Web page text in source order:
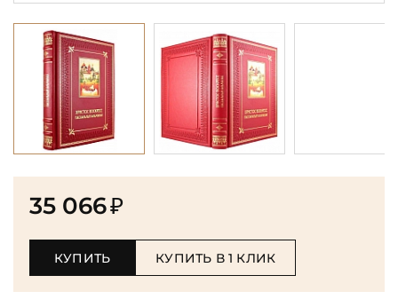
35 066₽
КУПИТЬ КУПИТЬ В 1 КЛИК